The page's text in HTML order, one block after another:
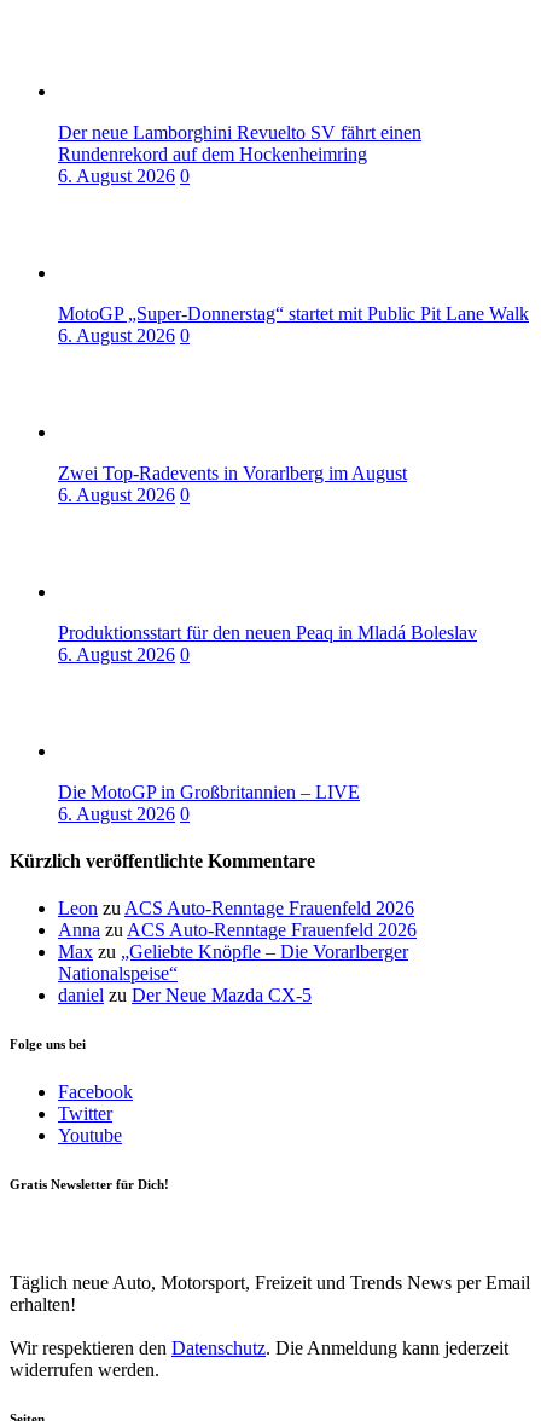
Der neue Lamborghini Revuelto SV fährt einen
Rundenrekord auf dem Hockenheimring
6. August 2026 0
MotoGP „Super-Donnerstag“ startet mit Public Pit Lane Walk
6. August 2026 0
Zwei Top-Radevents in Vorarlberg im August
6. August 2026 0
Produktionsstart für den neuen Peaq in Mladá Boleslav
6. August 2026 0
Die MotoGP in Großbritannien – LIVE
6. August 2026 0
Kürzlich veröffentlichte Kommentare
Leon zuACS Auto-Renntage Frauenfeld 2026
Anna zuACS Auto-Renntage Frauenfeld 2026
Max zu „Geliebte Knöpfle – Die Vorarlberger
Nationalspeise“
daniel zu Der Neue Mazda CX-5
Folge uns bei
Facebook
Twitter
Youtube
Gratis Newsletter für Dich!
Täglich neue Auto, Motorsport, Freizeit und Trends News per Email
erhalten!
Wir respektieren den Datenschutz. Die Anmeldung kann jederzeit
widerrufen werden.